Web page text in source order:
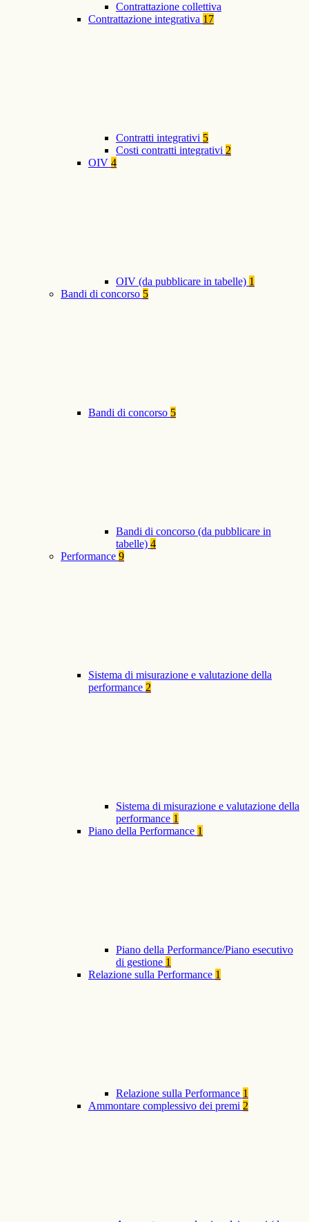
Contrattazione collettiva
Contrattazione integrativa 17
Contratti integrativi 5
Costi contratti integrativi 2
OIV 4
OIV (da pubblicare in tabelle) 1
Bandi di concorso 5
Bandi di concorso 5
Bandi di concorso (da pubblicare in
tabelle) 4
Performance 9
Sistema di misurazione e valutazione della
performance 2
Sistema di misurazione e valutazione della
performance 1
Piano della Performance 1
Piano della Performance/Piano esecutivo
di gestione 1
Relazione sulla Performance 1
Relazione sulla Performance 1
Ammontare complessivo dei premi 2